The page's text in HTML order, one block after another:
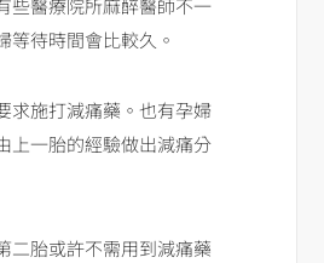
些醫療院所麻醉醫師不一
待時間會比較久。
求施打減痛藥。也有孕婦
上一胎的經驗做出減痛分
二胎或許不需用到減痛藥